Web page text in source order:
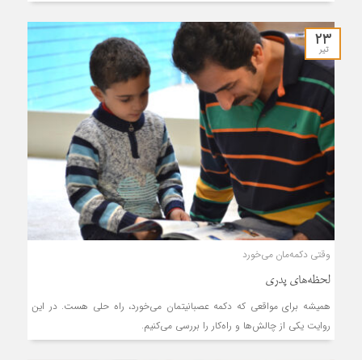
۲۳
تیر
وقتی دکمه‌مان می‌خورد
لحظه‌های پدری
همیشه برای مواقعی که دکمه‌ عصبانیتمان می‌خورد، راه حلی هست. در این
روایت یکی از چالش‌ها و راه‌کار را بررسی می‌کنیم.